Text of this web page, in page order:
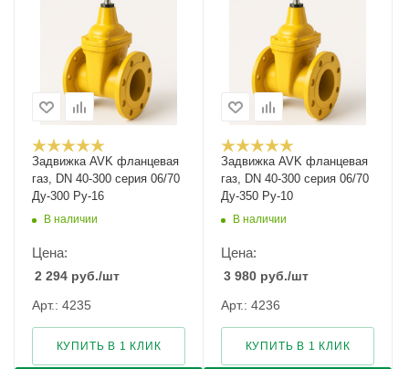
Задвижка AVK фланцевая
газ, DN 40-300 серия 06/70
Ду-300 Ру-16
В наличии
Цена:
2 294 руб./шт
Арт.: 4235
КУПИТЬ В 1 КЛИК
Задвижка AVK фланцевая
газ, DN 40-300 серия 06/70
Ду-350 Ру-10
В наличии
Цена:
3 980 руб./шт
Арт.: 4236
КУПИТЬ В 1 КЛИК